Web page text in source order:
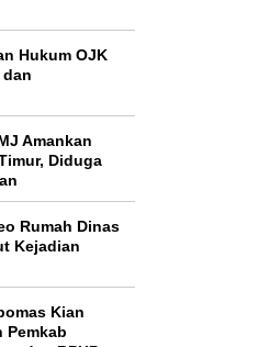
Hukum OJK
Amankan
Diduga
Rumah Dinas
Kejadian
Kian
Pemkab